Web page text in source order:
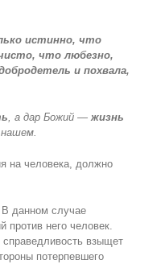
истинно, что
что любезно,
и похвала,
, а дар Божий —жизнь
нашем.
на человека, должно
В данном случае
против него человек.
взыщет
потерпевшего